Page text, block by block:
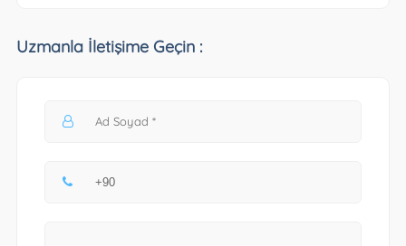
Uzmanla İletişime Geçin :